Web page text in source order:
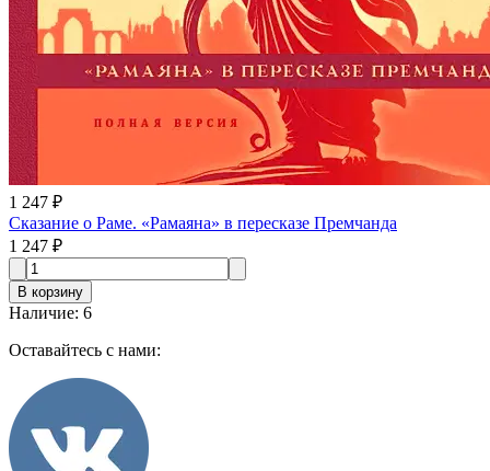
1 247 ₽
Сказание о Раме. «Рамаяна» в пересказе Премчанда
1 247 ₽
В корзину
Наличие: 6
Оставайтесь с нами: